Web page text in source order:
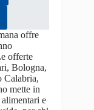
offre
offerte
Bologna,
Calabria,
mette in
e